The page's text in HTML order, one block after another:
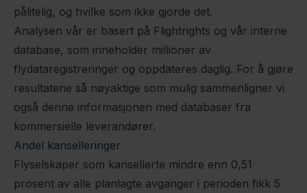
pålitelig, og hvilke som ikke gjorde det.
Analysen vår er basert på Flightrights og vår interne
database, som inneholder millioner av
flydataregistreringer og oppdateres daglig. For å gjøre
resultatene så nøyaktige som mulig sammenligner vi
også denne informasjonen med databaser fra
kommersielle leverandører.
Andel kanselleringer
Flyselskaper som kansellerte mindre enn 0,51
prosent av alle planlagte avganger i perioden fikk 5